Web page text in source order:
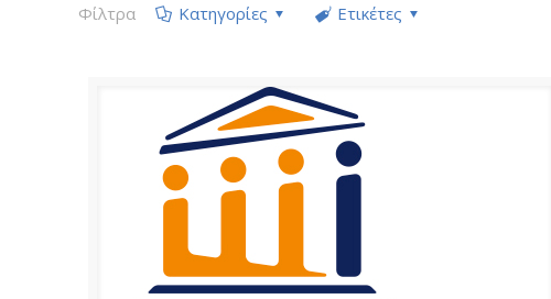
Φίλτρα Κατηγορίες Ετικέτες